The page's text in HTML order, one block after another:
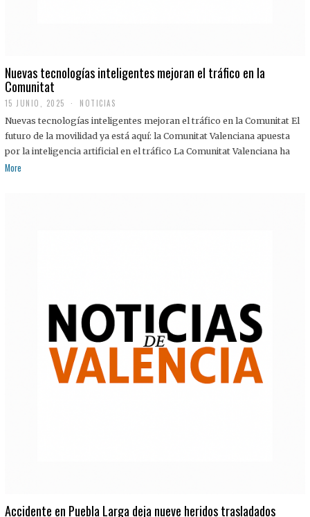
Nuevas tecnologías inteligentes mejoran el tráfico en la
Comunitat
15 JUNIO, 2025 NOTICIAS
Nuevas tecnologías inteligentes mejoran el tráfico en la Comunitat El
futuro de la movilidad ya está aquí: la Comunitat Valenciana apuesta
por la inteligencia artificial en el tráfico La Comunitat Valenciana ha
More
Accidente en Puebla Larga deja nueve heridos trasladados